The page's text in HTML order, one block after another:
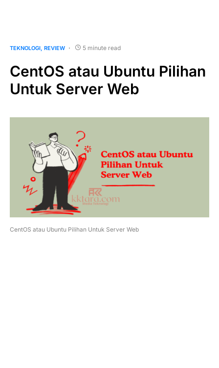
TEKNOLOGI REVIEW 5 minute read
CentOS atau Ubuntu Pilihan
Untuk Server Web
CentOS atau Ubuntu Pilihan Untuk Server Web